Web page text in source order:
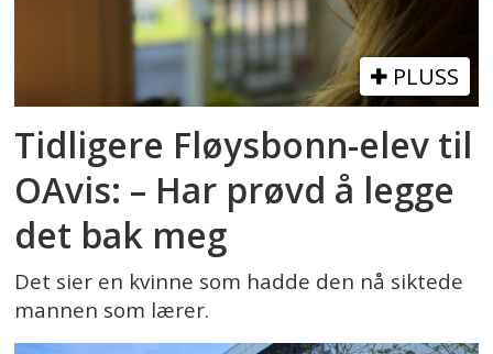
PLUSS
Tidligere Fløysbonn-elev til
OAvis: – Har prøvd å legge
det bak meg
Det sier en kvinne som hadde den nå siktede
mannen som lærer.